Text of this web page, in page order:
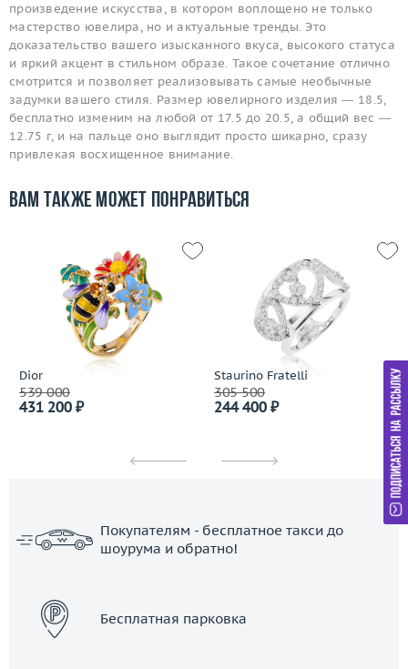
произведение искусства, в котором воплощено не только
мастерство ювелира, но и актуальные тренды. Это
доказательство вашего изысканного вкуса, высокого статуса
и яркий акцент в стильном образе. Такое сочетание отлично
смотрится и позволяет реализовывать самые необычные
задумки вашего стиля. Размер ювелирного изделия — 18.5,
бесплатно изменим на любой от 17.5 до 20.5, а общий вес —
12.75 г, и на пальце оно выглядит просто шикарно, сразу
привлекая восхищенное внимание.
Вам также может понравиться
Dior
539 000
431 200 ₽
Staurino Fratelli
305 500
244 400 ₽
Покупателям - бесплатное такси до
шоурума и обратно!
Бесплатная парковка